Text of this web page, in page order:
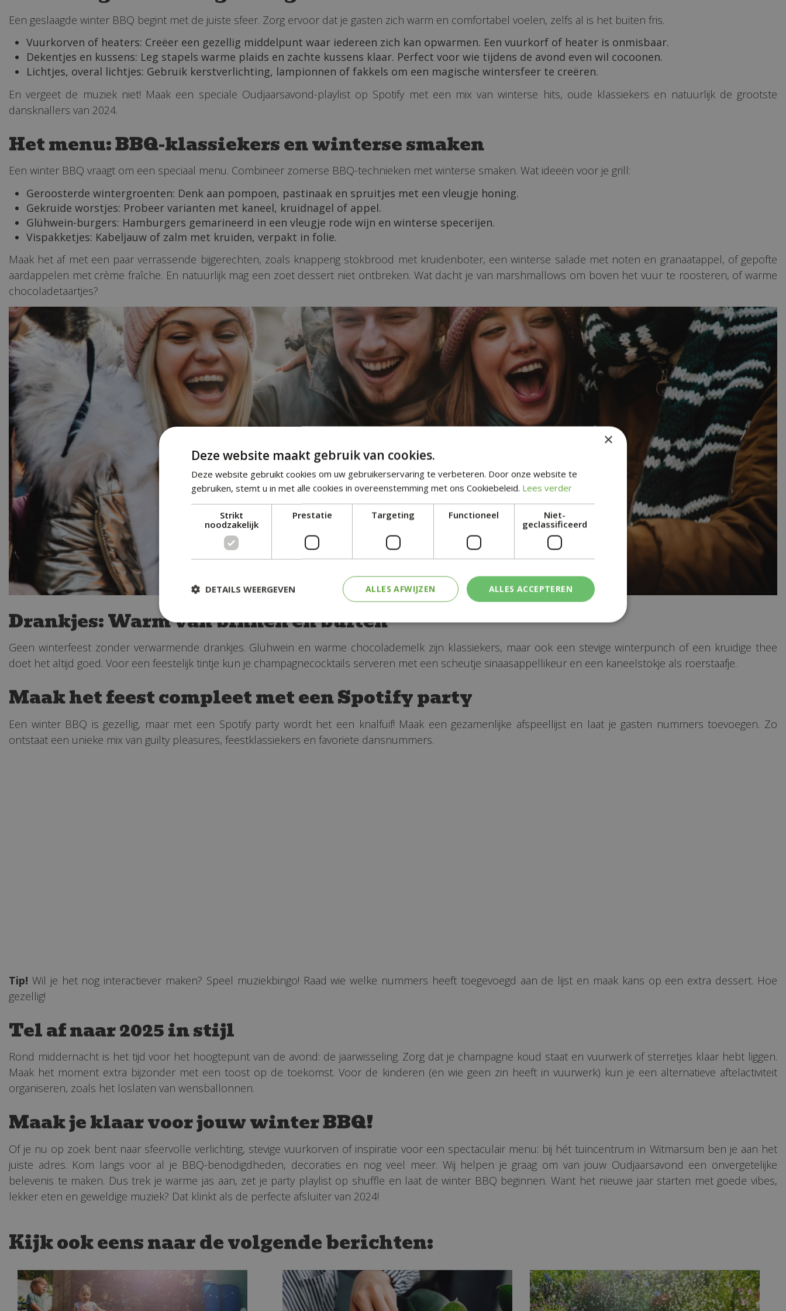
Een geslaagde winter BBQ begint met de juiste sfeer. Zorg ervoor dat je gasten zich warm en comfortabel voelen, zelfs al is het buiten fris.
Vuurkorven of heaters: Creëer een gezellig middelpunt waar iedereen zich kan opwarmen. Een vuurkorf of heater is onmisbaar.
Dekentjes en kussens: Leg stapels warme plaids en zachte kussens klaar. Perfect voor wie tijdens de avond even wil cocoonen.
Lichtjes, overal lichtjes: Gebruik kerstverlichting, lampionnen of fakkels om een magische wintersfeer te creëren.
En vergeet de muziek niet! Maak een speciale Oudjaarsavond-playlist op Spotify met een mix van winterse hits, oude klassiekers en natuurlijk de grootste
dansknallers van 2024.
Het menu: BBQ-klassiekers en winterse smaken
Een winter BBQ vraagt om een speciaal menu. Combineer zomerse BBQ-technieken met winterse smaken. Wat ideeën voor je grill:
Geroosterde wintergroenten: Denk aan pompoen, pastinaak en spruitjes met een vleugje honing.
Gekruide worstjes: Probeer varianten met kaneel, kruidnagel of appel.
Glühwein-burgers: Hamburgers gemarineerd in een vleugje rode wijn en winterse specerijen.
Vispakketjes: Kabeljauw of zalm met kruiden, verpakt in folie.
Maak het af met een paar verrassende bijgerechten, zoals knapperig stokbrood met kruidenboter, een winterse salade met noten en granaatappel, of gepofte
aardappelen met crème fraîche. En natuurlijk mag een zoet dessert niet ontbreken. Wat dacht je van marshmallows om boven het vuur te roosteren, of warme
chocoladetaartjes?
Drankjes: Warm van binnen én buiten
Geen winterfeest zonder verwarmende drankjes. Glühwein en warme chocolademelk zijn klassiekers, maar ook een stevige winterpunch of een kruidige thee
doet het altijd goed. Voor een feestelijk tintje kun je champagnecocktails serveren met een scheutje sinaasappellikeur en een kaneelstokje als roerstaafje.
Maak het feest compleet met een Spotify party
Een winter BBQ is gezellig, maar met een Spotify party wordt het een knalfuif! Maak een gezamenlijke afspeellijst en laat je gasten nummers toevoegen. Zo
ontstaat een unieke mix van guilty pleasures, feestklassiekers en favoriete dansnummers.
Tip! Wil je het nog interactiever maken? Speel muziekbingo! Raad wie welke nummers heeft toegevoegd aan de lijst en maak kans op een extra dessert. Hoe
gezellig!
Tel af naar 2025 in stijl
Rond middernacht is het tijd voor het hoogtepunt van de avond: de jaarwisseling. Zorg dat je champagne koud staat en vuurwerk of sterretjes klaar hebt liggen.
Maak het moment extra bijzonder met een toost op de toekomst. Voor de kinderen (en wie geen zin heeft in vuurwerk) kun je een alternatieve aftelactiviteit
organiseren, zoals het loslaten van wensballonnen.
Maak je klaar voor jouw winter BBQ!
Of je nu op zoek bent naar sfeervolle verlichting, stevige vuurkorven of inspiratie voor een spectaculair menu: bij hét tuincentrum in Witmarsum ben je aan het
juiste adres. Kom langs voor al je BBQ-benodigdheden, decoraties en nog veel meer. Wij helpen je graag om van jouw Oudjaarsavond een onvergetelijke
belevenis te maken. Dus trek je warme jas aan, zet je party playlist op shuffle en laat de winter BBQ beginnen. Want het nieuwe jaar starten met goede vibes,
lekker eten en geweldige muziek? Dat klinkt als de perfecte afsluiter van 2024!
Kijk ook eens naar de volgende berichten:
×
Deze website maakt gebruik van cookies.
Deze website gebruikt cookies om uw gebruikerservaring te verbeteren. Door onze website te
gebruiken, stemt u in met alle cookies in overeenstemming met ons Cookiebeleid. Lees verder
Strikt
noodzakelijk
Prestatie Targeting Functioneel
Niet-
geclassificeerd
ALLES ACCEPTEREN
ALLES AFWIJZEN
DETAILS WEERGEVEN